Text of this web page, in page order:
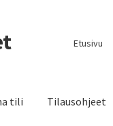
Etusivu
tili Tilausohjeet